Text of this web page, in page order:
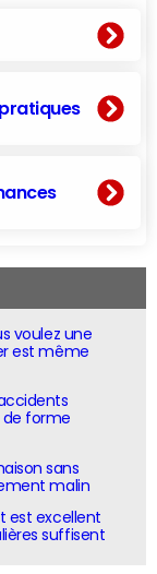
voulez une
est même
de forme
sans
malin
est excellent
suffisent